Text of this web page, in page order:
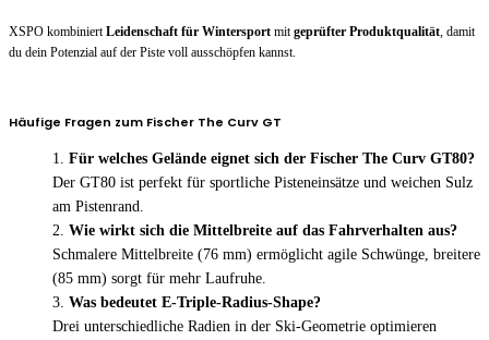
XSPO kombiniert Leidenschaft für Wintersport mit geprüfter Produktqualität , damit
du dein Potenzial auf der Piste voll ausschöpfen kannst.
Häufige Fragen zum Fischer The Curv GT
Für welches Gelände eignet sich der Fischer The Curv GT80?
Der GT80 ist perfekt für sportliche Pisteneinsätze und weichen Sulz
am Pistenrand.
Wie wirkt sich die Mittelbreite auf das Fahrverhalten aus?
Schmalere Mittelbreite (76 mm) ermöglicht agile Schwünge, breitere
(85 mm) sorgt für mehr Laufruhe.
Was bedeutet E-Triple-Radius-Shape?
Drei unterschiedliche Radien in der Ski-Geometrie optimieren